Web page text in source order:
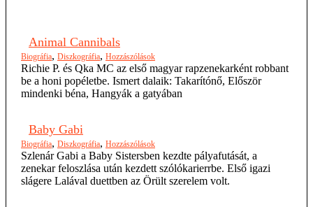
Animal Cannibals
Biográfia, Diszkográfia, Hozzászólások
Richie P. és Qka MC az első magyar rapzenekarként robbant
be a honi popéletbe. Ismert dalaik: Takarítónő, Először
mindenki béna, Hangyák a gatyában
Baby Gabi
Biográfia, Diszkográfia, Hozzászólások
Szlenár Gabi a Baby Sistersben kezdte pályafutását, a
zenekar feloszlása után kezdett szólókarierrbe. Első igazi
slágere Lalával duettben az Örült szerelem volt.